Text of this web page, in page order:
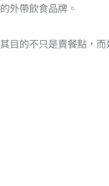
的外帶飲食品牌。
其目的不只是賣餐點，